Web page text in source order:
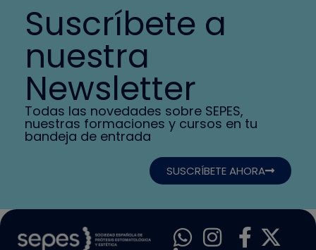
Suscríbete a
nuestra
Newsletter
Todas las novedades sobre SEPES,
nuestras formaciones y cursos en tu
bandeja de entrada
SUSCRÍBETE AHORA